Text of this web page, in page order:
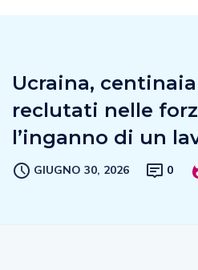
Ucraina,
reclutati nelle
l’inganno di un
GIUGNO 30, 2026 0